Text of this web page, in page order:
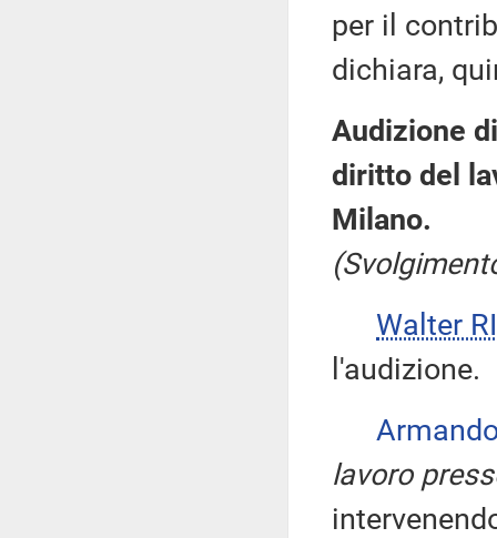
per il
dichiara,
Audizione
diritto del
Milano.
Walter
l'audizione.
lavoro